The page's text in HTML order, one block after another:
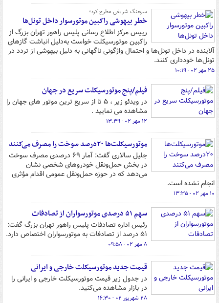
سرهنگ شریفی مطرح کرد؛
خطر بیهوشی راکبین موتورسوار داخل تونل‌ها
رییس مرکز اطلاع رسانی پلیس راهور تهران بزرگ از
راکبین موتورسیکلت خواست به‌دلیل انباشت گازهای
آلاینده در داخل تونل‌ها و احتمال واژگونی ناگهانی به دلیل بیهوشی از تردد در
تونل‌ها خودداری کنند.
۲۵ مهر ۰۲ - ۱۰:۱۹
فیلم/پنج موتورسیکلت سریع در جهان
در ویدئو زیر ، ۵ تا از سریع ترین موتور های جهان را
مشاهده می نمایید .
۱۲ مهر ۰۲ - ۱۳:۳۹
موتورسیکلت‌ها ۲۰درصد سوخت را مصرف می‌کنند
جلیل سالاری گفت: آمار ۶۹ درصدی مصرف سوخت
در بخش حمل‌ونقل خودروهای شخصی نشان
می‌دهد که در حوزه حمل‌ونقل عمومی اقدام مؤثری
انجام نشده است.
۱۰ مهر ۰۲ - ۱۳:۳۵
سهم ۵۱ درصدی موتورسواران از تصادفات
رئیس اداره تصادفات پلیس راهور تهران بزرگ گفت:
۵۱ درصد از تصادفات به موتورسواران اختصاص دارد.
۸ مهر ۰۲ - ۰۹:۵۸
قیمت جدید موتورسیکلت خارجی و ایرانی
در جدول زیر قیمت موتورسیکلت خارجی و ایرانی را
در بازار مشاهده می‌کنید.
۲۸ شهریور ۰۲ - ۱۶:۳۰